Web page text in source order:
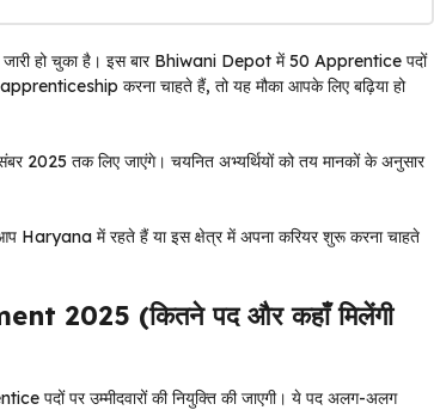
हो चुका है। इस बार Bhiwani Depot में 50 Apprentice पदों
करना चाहते हैं, तो यह मौका आपके लिए बढ़िया हो
2025 तक लिए जाएंगे। चयनित अभ्यर्थियों को तय मानकों के अनुसार
में रहते हैं या इस क्षेत्र में अपना करियर शुरू करना चाहते
2025 (कितने पद और कहाँ मिलेंगी
पर उम्मीदवारों की नियुक्ति की जाएगी। ये पद अलग-अलग